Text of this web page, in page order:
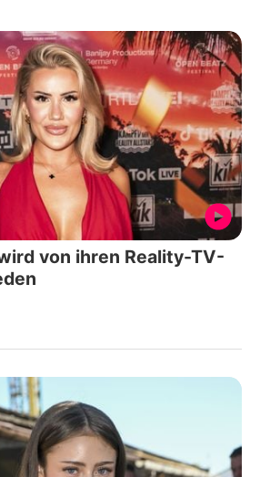
von ihren Reality-TV-